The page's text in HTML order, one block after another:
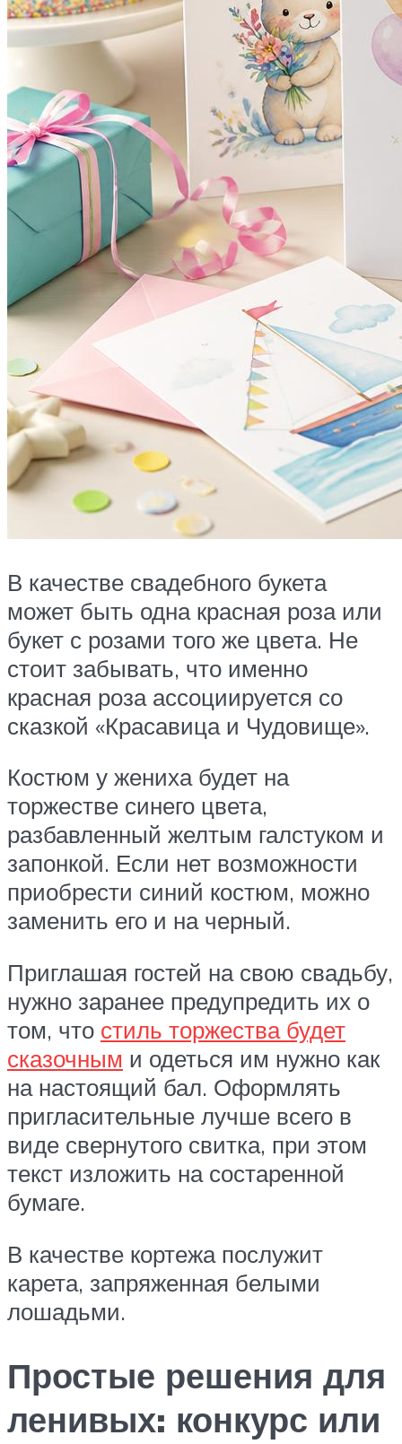
В качестве свадебного букета
может быть одна красная роза или
букет с розами того же цвета. Не
стоит забывать, что именно
красная роза ассоциируется со
сказкой «Красавица и Чудовище».
Костюм у жениха будет на
торжестве синего цвета,
разбавленный желтым галстуком и
запонкой. Если нет возможности
приобрести синий костюм, можно
заменить его и на черный.
Приглашая гостей на свою свадьбу,
нужно заранее предупредить их о
том, что стиль торжества будет
сказочным и одеться им нужно как
на настоящий бал. Оформлять
пригласительные лучше всего в
виде свернутого свитка, при этом
текст изложить на состаренной
бумаге.
В качестве кортежа послужит
карета, запряженная белыми
лошадьми.
Простые решения для
ленивых: конкурс или